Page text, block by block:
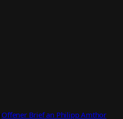
Offener Brief an Philipp Amthor